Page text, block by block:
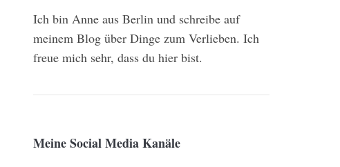
Ich bin Anne aus Berlin und schreibe auf
meinem Blog über Dinge zum Verlieben. Ich
freue mich sehr, dass du hier bist.
Meine Social Media Kanäle